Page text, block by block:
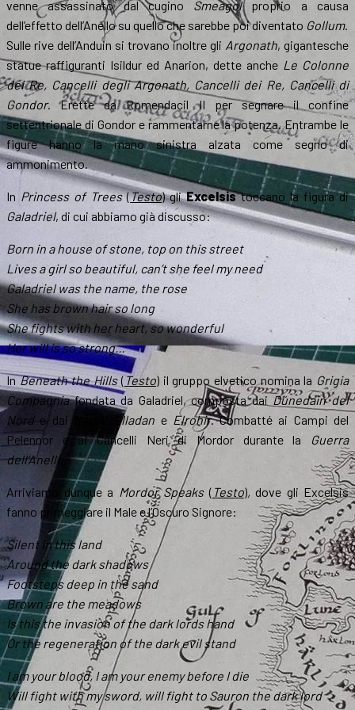
venne assassinato dal cugino Smeagolproprio a causa
dell’effetto dell’Anello su quello che sarebbe poi diventato Gollum.
Sulle rive dell’Anduin si trovano inoltre gli Argonath, gigantesche
statue raffiguranti Isildur ed Anarion, dette anche Le Colonne
dei Re, Cancelli degli Argonath, Cancelli dei Re, Cancelli di
Gondor. Erette da Romendacil II per segnare il confine
settentrionale di Gondor e rammentarne la potenza. Entrambe le
figure hanno la mano sinistra alzata come segno di
ammonimento.
In Princess of Trees(Testo) gliExcelsistoccano la figura di
Galadriel, di cui abbiamo già discusso:
Born in a house of stone, top on this street
Lives a girl so beautiful, can’t she feel my need
Galadriel was the name, the rose
She has brown hair so long
She fights with her heart, so wonderful
Her will is so strong…
InBeneath the Hills(Testo) il gruppo elvetico nomina la Grigia
Compagniafondata da Galadriel, composta daiDúnedain del
Norde dai fratelli Elladan e Elrohir. Combatté ai Campi del
Pelennor e ai Cancelli Neri di Mordor durante la
Guerra
dell’Anello.
Arriviamo dunque a Mordor Speaks( Testo), dove gli Excelsis
fanno primeggiare il Male e l’Oscuro Signore:
Silent in this land
Around the dark shadows
Footsteps deep in the sand
Brown are the meadows
Is this the invasion of the dark lords hand
Or the regeneration of the dark evil stand
I am your blood, I am your enemy before I die
Will fight with my sword, will fight to Sauron the dark lord